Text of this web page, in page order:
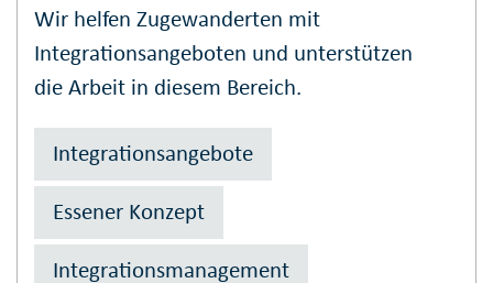
Wir helfen Zugewanderten mit
Integrationsangeboten und unterstützen
die Arbeit in diesem Bereich.
Integrationsangebote
Essener Konzept
Integrationsmanagement